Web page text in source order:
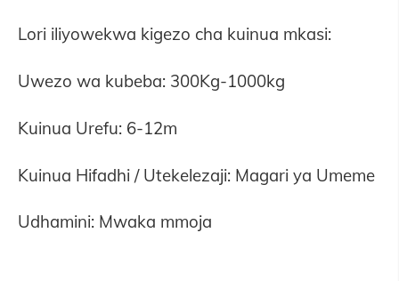
Lori iliyowekwa kigezo cha kuinua mkasi:
Uwezo wa kubeba: 300Kg-1000kg
Kuinua Urefu: 6-12m
Kuinua Hifadhi / Utekelezaji: Magari ya Umeme
Udhamini: Mwaka mmoja